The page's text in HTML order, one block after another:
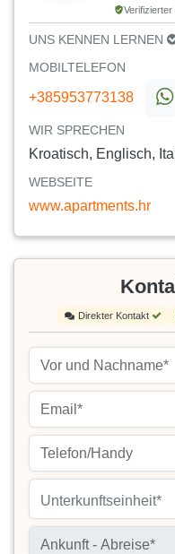
UNS KENNEN LERNEN
MOBILTELEFON
+385953773138
WIR SPRECHEN
Kroatisch, Englisch,
WEBSEITE
www.apartments.hr
Direkter Kontakt
Unterkunftseinheit*